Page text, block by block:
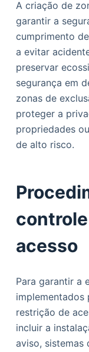
A criação de
garantir a
cumprimento
a evitar
preservar
segurança em
zonas de
proteger a
propriedades
de alto risco.
acesso
Para garantir a
restrição de
incluir a
aviso, sistemas